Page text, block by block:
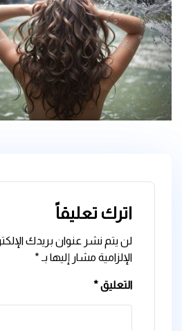
اترك تعليقاً
لن يتم نشر عنوان بريدك الإلكتروني.
الإلزامية مشار إليها بـ*
التعليق*